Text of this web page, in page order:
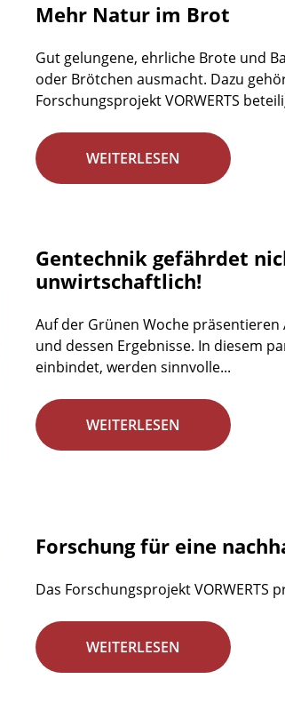
Mehr Natur im Brot
Gut gelungene, ehrliche Brote und
oder Brötchen ausmacht. Dazu
Forschungsprojekt VORWERTS
WEITERLESEN
Gentechnik gefährdet
unwirtschaftlich!
Auf der Grünen Woche präsentieren
und dessen Ergebnisse. In diesem
einbindet, werden sinnvolle...
WEITERLESEN
Forschung für eine
Das Forschungsprojekt
WEITERLESEN